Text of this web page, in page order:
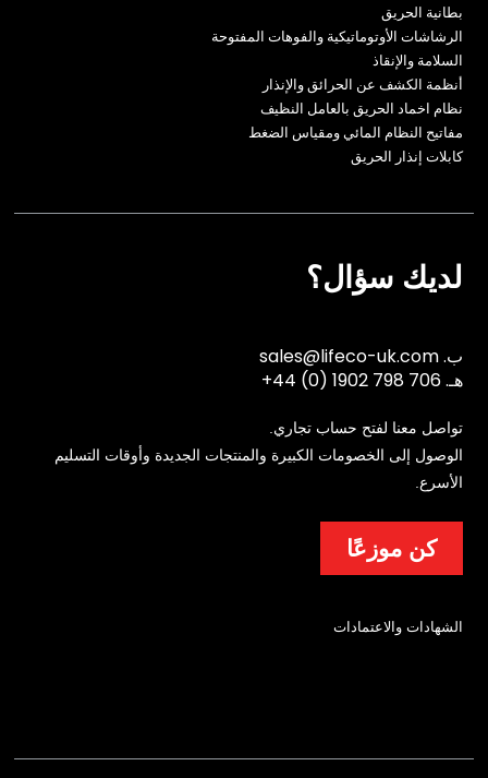
بطانية الحريق
الرشاشات الأوتوماتيكية والفوهات المفتوحة
السلامة والإنقاذ
أنظمة الكشف عن الحرائق والإنذار
نظام اخماد الحريق بالعامل النظيف
مفاتيح النظام المائي ومقياس الضغط
كابلات إنذار الحريق
لديك سؤال؟
ب.sales@lifeco-uk.com
هـ.+44 (0) 1902 798 706
تواصل معنا لفتح حساب تجاري.
الوصول إلى الخصومات الكبيرة والمنتجات الجديدة وأوقات التسليم
الأسرع.
كن موزعًا
الشهادات والاعتمادات